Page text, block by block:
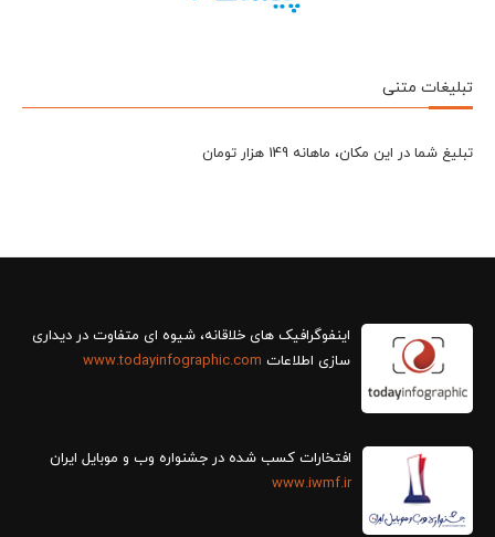
تبلیغات متنی
تبلیغ شما در این مکان، ماهانه 149 هزار تومان
سازی اطلاعات www.todayinfographic.com
افتخارات کسب شده در جشنواره وب و موبایل ایران
www.iwmf.ir